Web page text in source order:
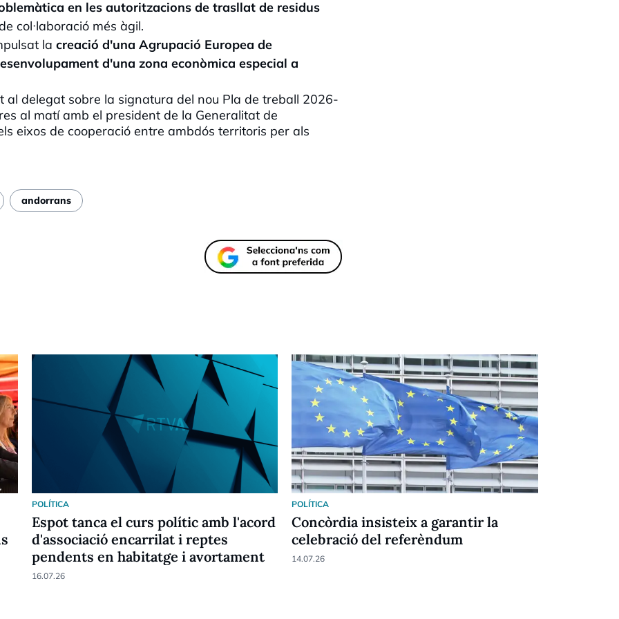
en les autoritzacions de trasllat de residus
col·laboració més àgil.
la creació d'una Agrupació Europea de
d'una zona econòmica especial a
al delegat sobre la signatura del nou Pla de treball 2026-
al matí amb el president de la Generalitat de
eixos de cooperació entre ambdós territoris per als
andorrans
POLÍTICA
Espot tanca el curs polític amb l'acord
d'associació encarrilat i reptes
pendents en habitatge i avortament
16.07.26
POLÍTICA
Concòrdia insisteix a garantir la
celebració del referèndum
14.07.26